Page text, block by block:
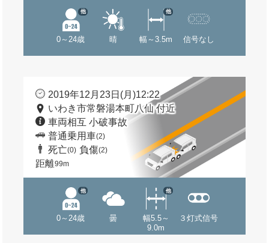
0～24歳
他
晴 幅～3.5m
他
信号なし
2019年12月23日(月)12:22
いわき市常磐湯本町八仙 付近
車両相互 小破事故
普通乗用車(2)
死亡(0) 負傷(2)
距離99m
0～24歳
他
曇
幅5.5～
9.0m
他
３灯式信号